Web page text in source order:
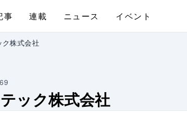
事 連載 ニュース イベント
株式会社
ック株式会社